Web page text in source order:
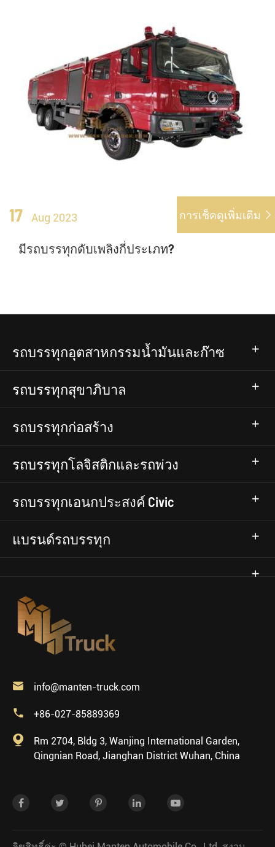
17 Aug 2023 การเช็คดูเพิ่มเติม 
มีรถบรรทุกดับเพลิงกี่ประเภท?
รถบรรทุกอุตสาหกรรมน้ำมันและก๊าซ
รถบรรทุกสุขาภิบาล
รถบรรทุกก่อสร้าง
รถบรรทุกโลจิสติกและรถพ่วง
รถบรรทุกเอนกประสงค์ Civic
แบรนด์รถบรรทุก
 info@manten-truck.com
 +86-027-85889369

Rm 2704, Bldg 3, Wanjing International Garden,
Qingnian Road, Jianghan District Wuhan, China